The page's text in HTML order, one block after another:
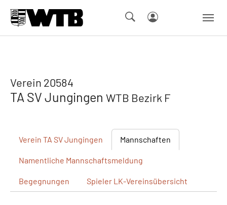
Verein 20584
TA SV Jungingen WTB Bezirk F
Verein TA SV Jungingen Mannschaften
Namentliche Mannschaftsmeldung
Begegnungen Spieler LK-Vereinsübersicht